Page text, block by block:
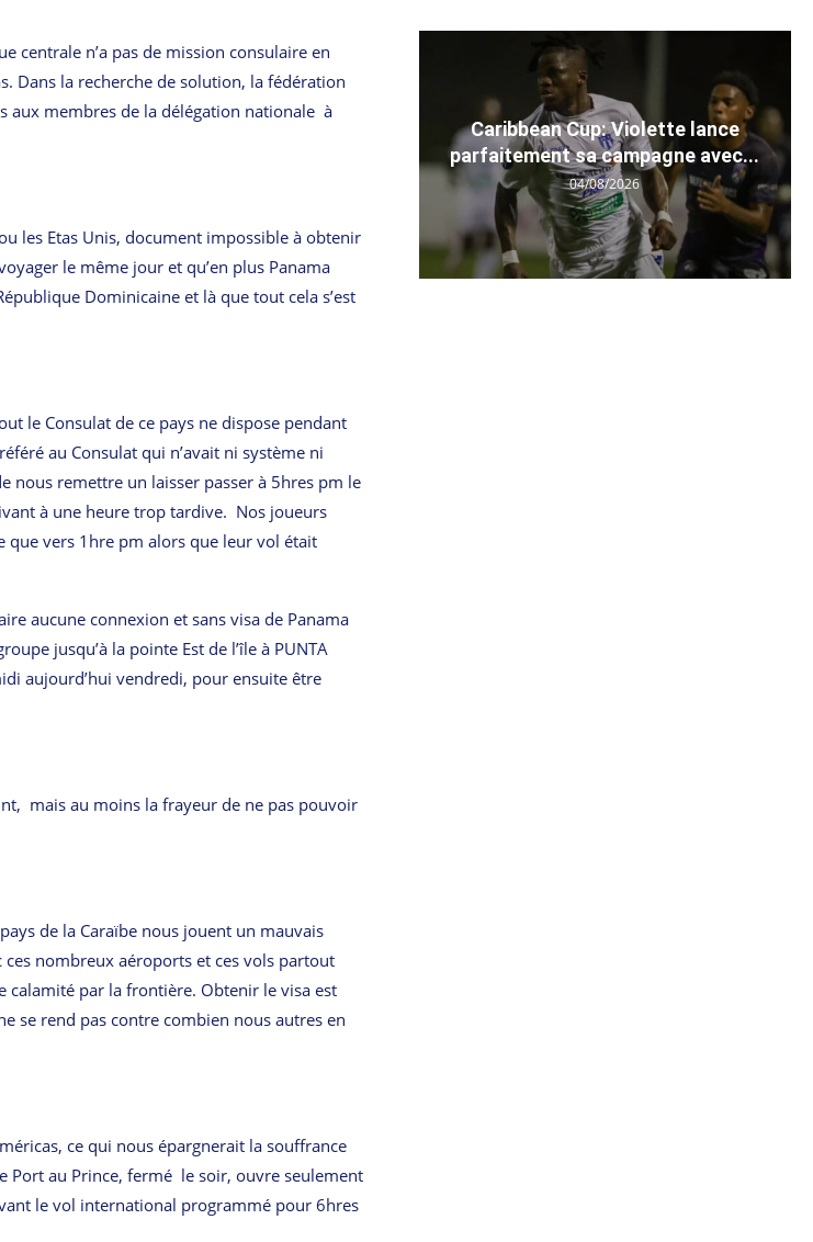
centrale n’a pas de mission consulaire en
Dans la recherche de solution, la fédération
aux membres de la délégation nationale à
les Etas Unis, document impossible à obtenir
le même jour et qu’en plus Panama
Dominicaine et là que tout cela s’est
le Consulat de ce pays ne dispose pendant
au Consulat qui n’avait ni système ni
nous remettre un laisser passer à 5hres pm le
à une heure trop tardive. Nos joueurs
que vers 1hre pm alors que leur vol était
aucune connexion et sans visa de Panama
jusqu’à la pointe Est de l’île à PUNTA
aujourd’hui vendredi, pour ensuite être
mais au moins la frayeur de ne pas pouvoir
de la Caraïbe nous jouent un mauvais
nombreux aéroports et ces vols partout
calamité par la frontière. Obtenir le visa est
se rend pas contre combien nous autres en
ce qui nous épargnerait la souffrance
Port au Prince, fermé le soir, ouvre seulement
le vol international programmé pour 6hres
Caribbean Cup: Violette lance
parfaitement sa campagne avec...
04/08/2026